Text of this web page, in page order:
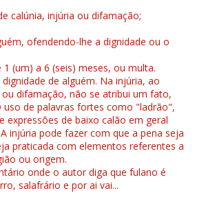
calúnia, injúria ou difamação;
ofendendo-lhe a dignidade ou o
(um) a 6 (seis) meses, ou multa.
de alguém. Na injúria, ao
difamação, não se atribui um fato,
uso de palavras fortes como "ladrão",
expressões de baixo calão em geral
injúria pode fazer com que a pena seja
praticada com elementos referentes a
ou origem.
onde o autor diga que fulano é
salafrário e por ai vai...